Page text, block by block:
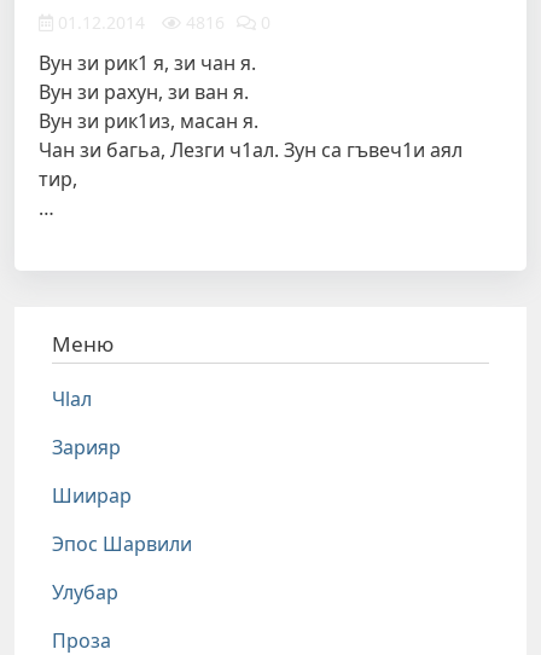
01.12.2014 4816 0
Вун зи рик1 я, зи чан я.
Вун зи рахун, зи ван я.
Вун зи рик1из, масан я.
Чан зи багьа, Лезги ч1ал. Зун са гъвеч1и аял
тир,
…
Меню
Чlал
Зарияр
Шиирар
Эпос Шарвили
Улубар
Проза